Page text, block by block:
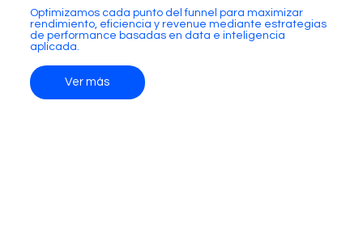
Optimizamos cada punto del funnel para maximizar
rendimiento, eficiencia y revenue mediante estrategias
de performance basadas en data e inteligencia
aplicada.
Ver más